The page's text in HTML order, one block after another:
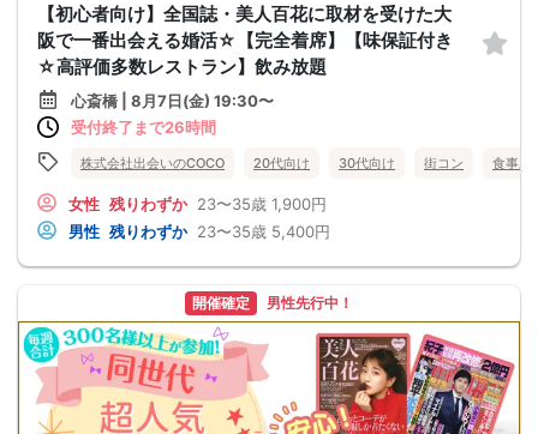
【初心者向け】全国誌・美人百花に取材を受けた大
阪で一番出会える婚活☆【完全着席】【味保証付き
☆高評価多数レストラン】飲み放題
心斎橋 | 8月7日(金) 19:30〜
受付終了まで26時間
株式会社出会いのCOCO 20代向け 30代向け 街コン 食事あ
女性 残りわずか 23〜35歳 1,900円
男性 残りわずか 23〜35歳 5,400円
開催確定 男性先行中！